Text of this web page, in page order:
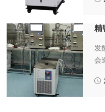
达
质
甚
市
发
会
必